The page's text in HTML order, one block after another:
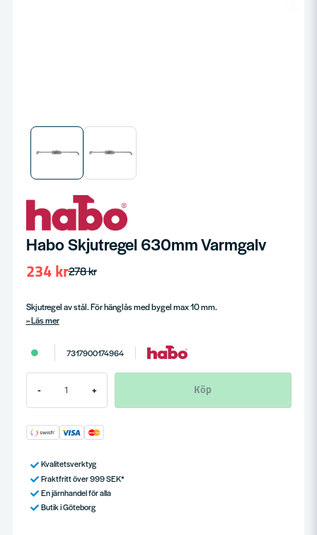
Habo Skjutregel 630mm Varmgalv
278 kr
234 kr
Skjutregel av stål. För hänglås med bygel max 10 mm.
Läs mer
7317900174964
- + Köp
Kvalitetsverktyg
Fraktfritt över 999 SEK*
En järnhandel för alla
Butik i Göteborg